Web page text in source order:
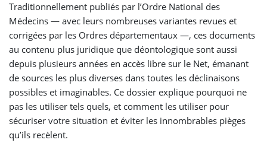
Traditionnellement publiés par l’Ordre National des
Médecins — avec leurs nombreuses variantes revues et
corrigées par les Ordres départementaux —, ces documents
au contenu plus juridique que déontologique sont aussi
depuis plusieurs années en accès libre sur le Net, émanant
de sources les plus diverses dans toutes les déclinaisons
possibles et imaginables. Ce dossier explique pourquoi ne
pas les utiliser tels quels, et comment les utiliser pour
sécuriser votre situation et éviter les innombrables pièges
qu’ils recèlent.